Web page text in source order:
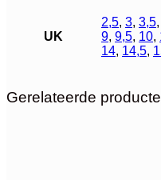
UK
2,5, 3, 3,5,
9, 9,5, 10,
14, 14,5,
Gerelateerde